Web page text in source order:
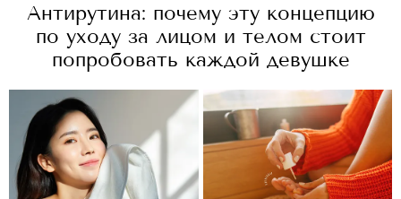
Антирутина: почему эту концепцию
по уходу за лицом и телом стоит
попробовать каждой девушке